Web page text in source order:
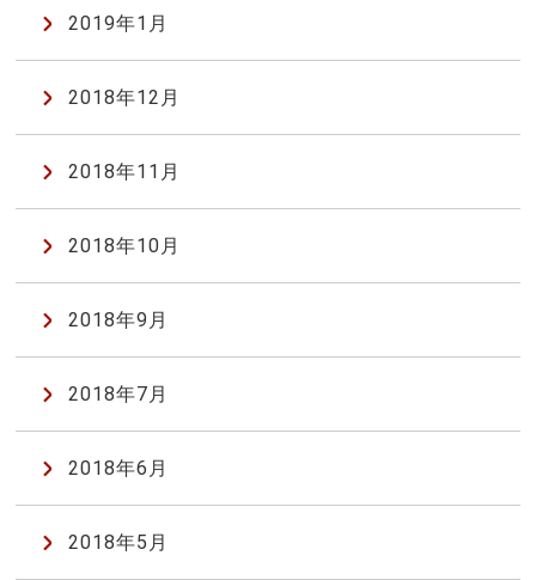
2019年1月
2018年12月
2018年11月
2018年10月
2018年9月
2018年7月
2018年6月
2018年5月